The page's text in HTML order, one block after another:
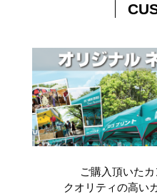
ご購入頂いたカ
クオリティの高い